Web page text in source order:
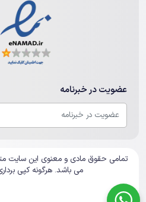
عضویت در خبرنامه
تمامی حقوق مادی و معنوی این سایت
می باشد. هرگونه کپی